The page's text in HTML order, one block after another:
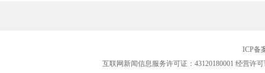
ICP备
互联网新闻信息服务许可证：43120180001 经营许可